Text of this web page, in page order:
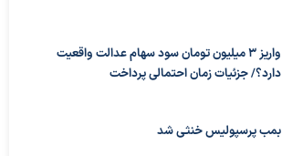
واریز ۳ میلیون تومان سود سهام عدالت واقعیت
دارد؟/ جزئیات زمان احتمالی پرداخت
بمب پرسپولیس خنثی شد